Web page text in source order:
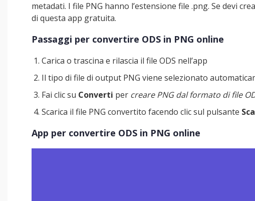
metadati. I file PNG hanno l’estensione file .png. Se devi
di questa app gratuita.
Passaggi per convertire ODS in PNG online
Carica o trascina e rilascia il file ODS nell’app
Il tipo di file di output PNG viene selezionato
Fai clic su Converti per creare PNG dal formato di file
Scarica il file PNG convertito facendo clic sul pulsante
App per convertire ODS in PNG online